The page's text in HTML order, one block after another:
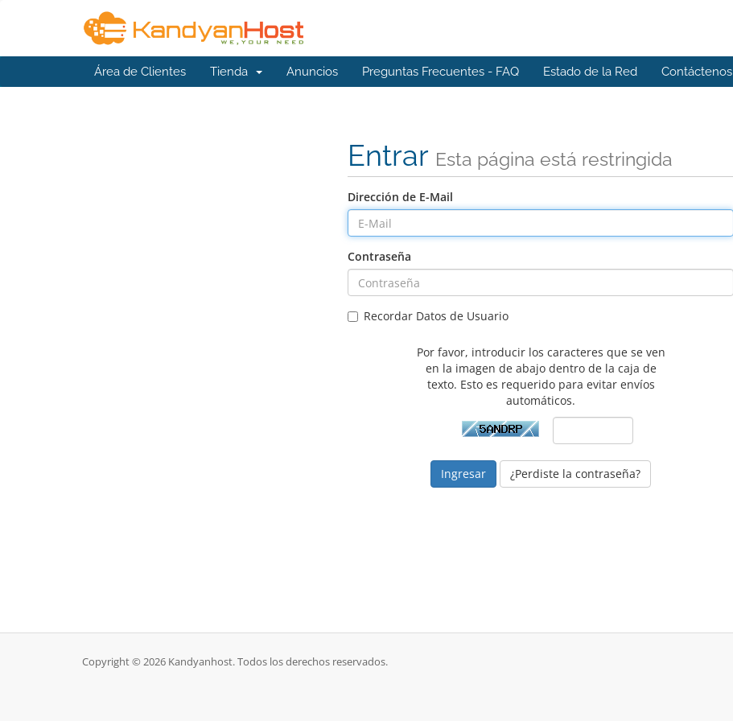
Área de Clientes Tienda Anuncios Preguntas Frecuentes - FAQ Estado de la Red Contáctenos
Entrar Esta página está restringida
Dirección de E-Mail
Contraseña
Recordar Datos de Usuario
Por favor, introducir los caracteres que se ven
en la imagen de abajo dentro de la caja de
texto. Esto es requerido para evitar envíos
automáticos.
¿Perdiste la contraseña?
Copyright © 2026 Kandyanhost. Todos los derechos reservados.